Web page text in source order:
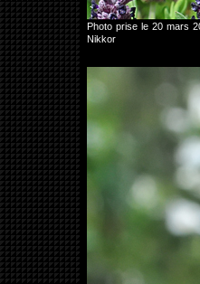
Photo prise le 20 mars
Nikkor